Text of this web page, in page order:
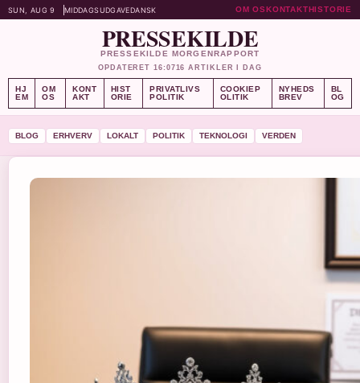
SUN, AUG 9 MIDDAGSUDGAVEDANSK OM OSKONTAKTHISTORIE
PRESSEKILDE
PRESSEKILDE MORGENRAPPORT
OPDATERET 16:0716 ARTIKLER I DAG
HJ
EM
OM
OS
KONT
AKT
HIST
ORIE
PRIVATLIVS
POLITIK
COOKIEP
OLITIK
NYHEDS
BREV
BL
OG
BLOG ERHVERV LOKALT POLITIK TEKNOLOGI VERDEN